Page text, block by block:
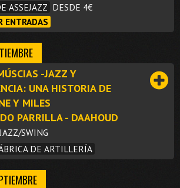
ASSEJAZZ DESDE 4€
ENTRADAS
-JAZZ Y
UNA HISTORIA DE
Y MILES
PARRILLA - DAAHOUD
SWING
DE ARTILLERÍA